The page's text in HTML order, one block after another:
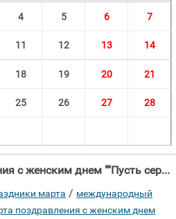
4 5 6 7
11 12 13 14
18 19 20 21
25 26 27 28
СМС 8 марта поздравления с женским днем ""Пусть сердце в такт стучит капели, Пусть канут в прошлое метели, И пyсть в"
марта / международный
поздравления с женским днем